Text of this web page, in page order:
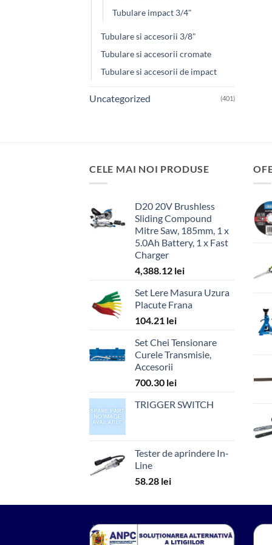
Tubulare impact 3/4"
Tubulare si accesorii 3/8"
Tubulare si accesorii cromate
Tubulare si accesorii de impact
Uncategorized (401)
CELE MAI NOI PRODUSE
D20 20V Brushless
Sliding Compound
Mitre Saw, 185mm, 1 x
5.0Ah Battery, 1 x Fast
Charger
4,388.12 lei
Set Lere Masura Uzura
Placute Frana
104.21 lei
Set Chei Tensionare
Curele Transmisie,
Accesorii
700.30 lei
TRIGGER SWITCH
Tester de aprindere In-
Line
58.28 lei